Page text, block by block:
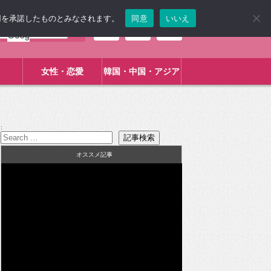
女性・恋愛 韓国・中国・アジア
:
オススメ記事
承諾したものとみなされます。 同意 いいえ